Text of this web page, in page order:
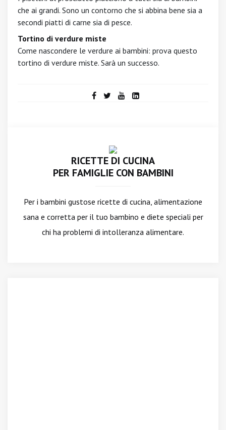
che ai grandi. Sono un contorno che si abbina bene sia a
secondi piatti di carne sia di pesce.
Tortino di verdure miste
Come nascondere le verdure ai bambini: prova questo
tortino di verdure miste. Sarà un successo.
RICETTE DI CUCINA
PER FAMIGLIE CON BAMBINI
Per i bambini gustose ricette di cucina, alimentazione
sana e corretta per il tuo bambino e diete speciali per
chi ha problemi di intolleranza alimentare.